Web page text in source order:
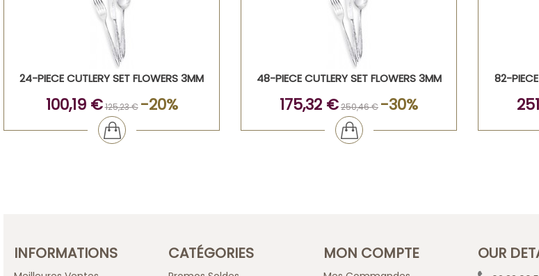
24-PIECE CUTLERY SET FLOWERS 3MM
100,19 €125,23 € -20%
48-PIECE CUTLERY SET FLOWERS 3MM
175,32 €250,46 € -30%
82-
INFORMATIONS CATÉGORIES MON COMPTE OUR